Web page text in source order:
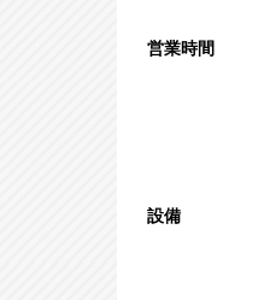
営業時間
設備